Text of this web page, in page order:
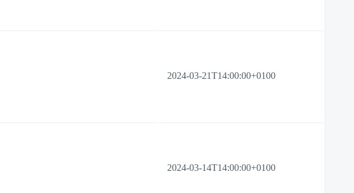
2024-03-21T14:00:00+0100
2024-03-14T14:00:00+0100